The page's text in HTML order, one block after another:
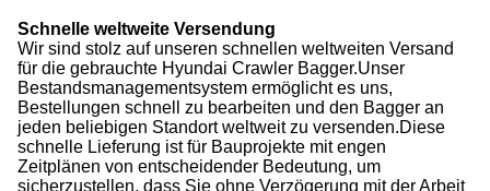
Schnelle weltweite Versendung
Wir sind stolz auf unseren schnellen weltweiten Versand
für die gebrauchte Hyundai Crawler Bagger.Unser
Bestandsmanagementsystem ermöglicht es uns,
Bestellungen schnell zu bearbeiten und den Bagger an
jeden beliebigen Standort weltweit zu versenden.Diese
schnelle Lieferung ist für Bauprojekte mit engen
Zeitplänen von entscheidender Bedeutung, um
sicherzustellen, dass Sie ohne Verzögerung mit der Arbeit